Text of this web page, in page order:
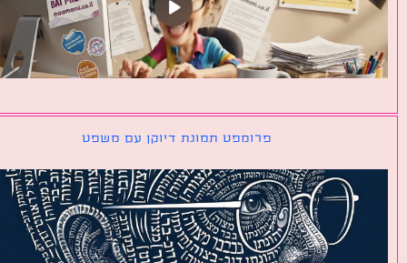
פרומפט תמונת דיוקן עם משפט